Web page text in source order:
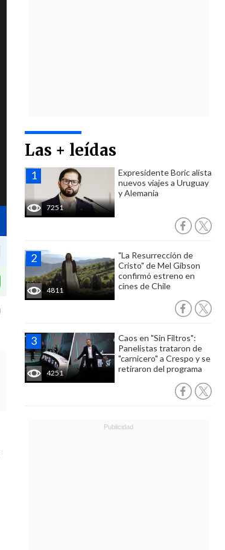
Las + leídas
7251
Expresidente Boric alista
nuevos viajes a Uruguay
y Alemania
4811
"La Resurrección de
Cristo" de Mel Gibson
confirmó estreno en
cines de Chile
4251
Caos en "Sin Filtros":
Panelistas trataron de
"carnicero" a Crespo y se
retiraron del programa